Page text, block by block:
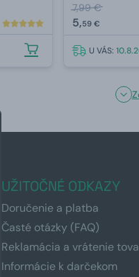
7,99 €
5,59 €
U VÁS:
UŽITOČNÉ ODKAZY
Doručenie a platba
Časté otázky (FAQ)
Reklamácia a vrátenie
Informácie k darčekom